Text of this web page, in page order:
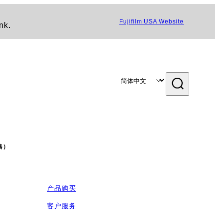
Fujifilm USA Website
产品购买
客户服务